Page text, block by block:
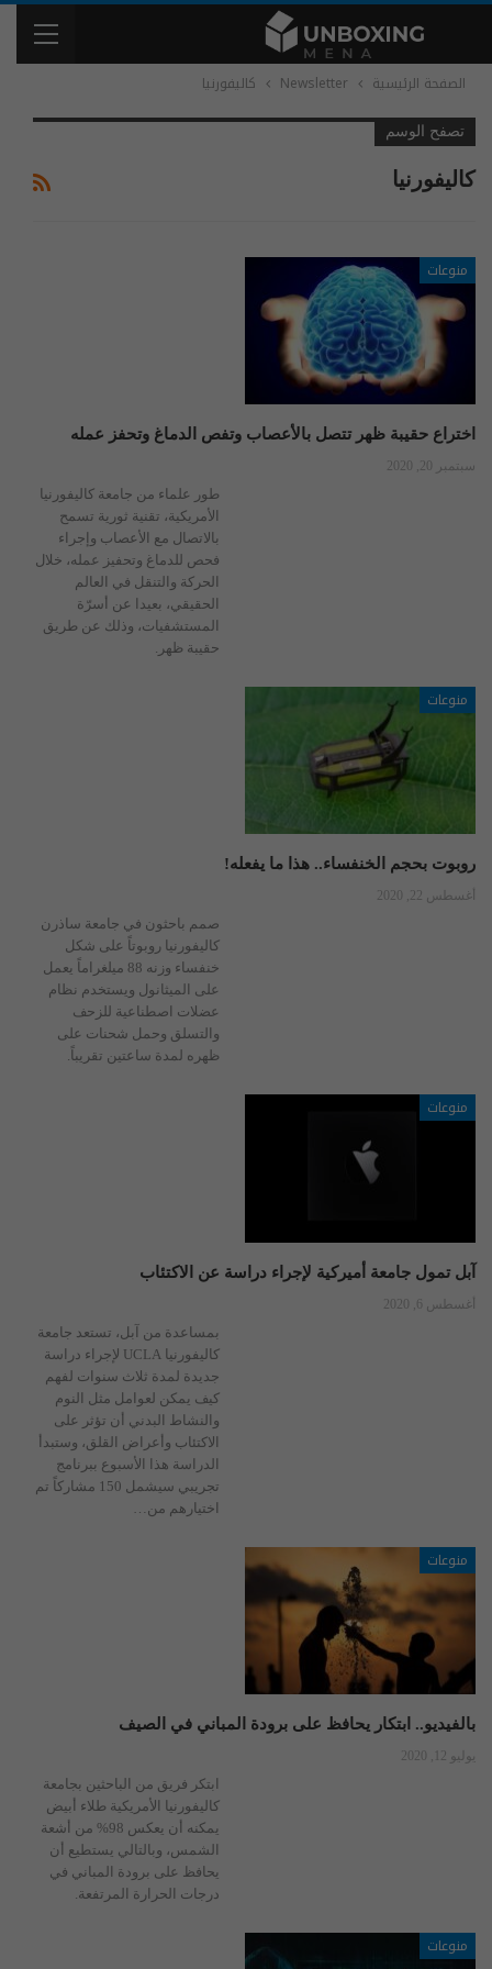
الصفحة الرئيسية Newsletter كاليفورنيا
تصفح الوسم
كاليفورنيا
منوعات
اختراع حقيبة ظهر تتصل بالأعصاب وتفص الدماغ وتحفز عمله
سبتمبر 20, 2020
طور علماء من جامعة كاليفورنيا
الأمريكية، تقنية ثورية تسمح
بالاتصال مع الأعصاب وإجراء
فحص للدماغ وتحفيز عمله، خلال
الحركة والتنقل في العالم
الحقيقي، بعيدا عن أسرّة
المستشفيات، وذلك عن طريق
حقيبة ظهر.
منوعات
روبوت بحجم الخنفساء.. هذا ما يفعله!
أغسطس 22, 2020
صمم باحثون في جامعة ساذرن
كاليفورنيا روبوتاً على شكل
خنفساء وزنه 88 ميلغراماً يعمل
على الميثانول ويستخدم نظام
عضلات اصطناعية للزحف
والتسلق وحمل شحنات على
ظهره لمدة ساعتين تقريباً.
منوعات
آبل تمول جامعة أميركية لإجراء دراسة عن الاكتئاب
أغسطس 6, 2020
بمساعدة من آبل، تستعد جامعة
كاليفورنيا UCLA لإجراء دراسة
جديدة لمدة ثلاث سنوات لفهم
كيف يمكن لعوامل مثل النوم
والنشاط البدني أن تؤثر على
الاكتئاب وأعراض القلق، وستبدأ
الدراسة هذا الأسبوع ببرنامج
تجريبي سيشمل 150 مشاركاً تم
اختيارهم من…
منوعات
بالفيديو.. ابتكار يحافظ على برودة المباني في الصيف
يوليو 12, 2020
ابتكر فريق من الباحثين بجامعة
كاليفورنيا الأمريكية طلاء أبيض
يمكنه أن يعكس 98% من أشعة
الشمس، وبالتالي يستطيع أن
يحافظ على برودة المباني في
درجات الحرارة المرتفعة.
منوعات